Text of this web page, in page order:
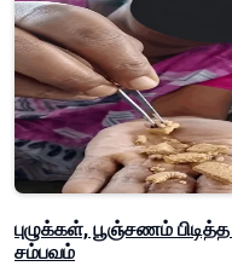
புழுக்கள், பூஞ்சணம்
சம்பவம்